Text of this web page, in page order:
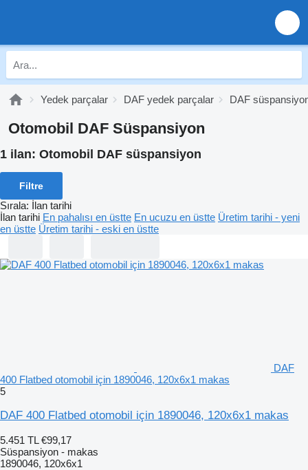
Yedek parçalar DAF yedek parçalar DAF
Otomobil DAF Süspansiyon
1 ilan: Otomobil DAF süspansiyon
Filtre
Sırala: İlan tarihi
İlan tarihi En pahalısı en üstte En ucuzu en üstte Üretim tarihi - yeni
en üstte Üretim tarihi - eski en üstte
DAF
400 Flatbed otomobil için 1890046, 120x6x1 makas
5
DAF 400 Flatbed otomobil için 1890046, 120x6x1 makas
5.451 TL €99,17
Süspansiyon - makas
1890046, 120x6x1